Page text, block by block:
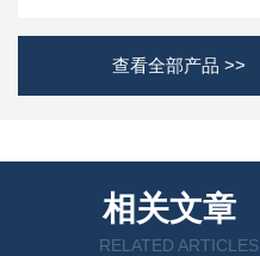
查看全部产品 >>
相关文章
RELATED ARTICLES